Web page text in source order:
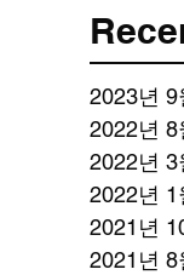
2023년 9
2022년 8
2022년 3
2022년 1
2021년
2021년 8